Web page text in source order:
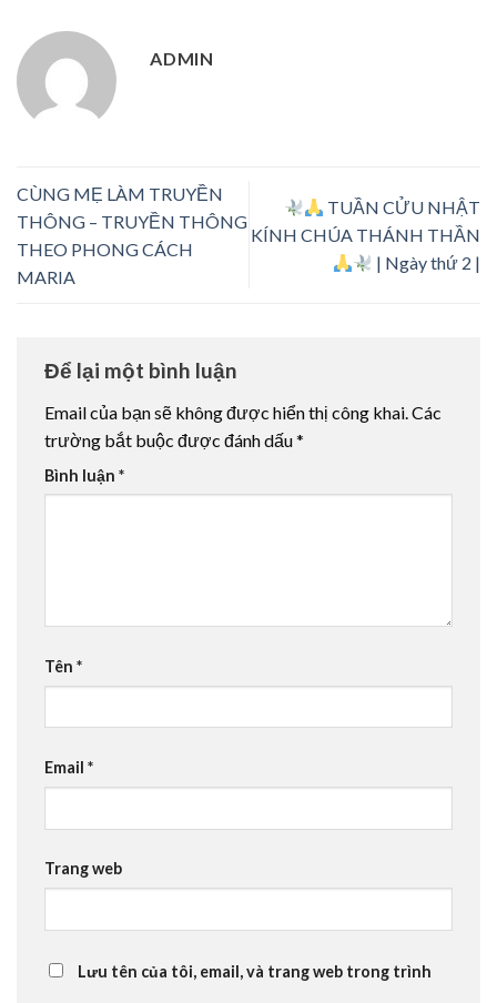
ADMIN
CÙNG MẸ LÀM TRUYỀN
THÔNG – TRUYỀN THÔNG
THEO PHONG CÁCH
MARIA
TUẦN CỬU NHẬT
KÍNH CHÚA THÁNH THẦN
| Ngày thứ 2 |
Để lại một bình luận
Email của bạn sẽ không được hiển thị công khai. Các
trường bắt buộc được đánh dấu*
Bình luận *
Tên *
Email *
Trang web
Lưu tên của tôi, email, và trang web trong trình